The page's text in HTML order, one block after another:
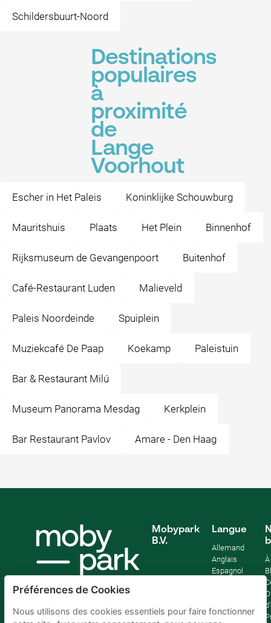
Schildersbuurt-Noord
Destinations
populaires
à
proximité
de
Lange
Voorhout
Escher in Het Paleis Koninklijke Schouwburg
Mauritshuis Plaats Het Plein Binnenhof
Rijksmuseum de Gevangenpoort Buitenhof
Café-Restaurant Luden Malieveld
Paleis Noordeinde Spuiplein
Muziekcafé De Paap Koekamp Paleistuin
Bar & Restaurant Milú
Museum Panorama Mesdag Kerkplein
Bar Restaurant Pavlov Amare - Den Haag
Mobypark
B.V.
Langue
Allemand
Anglais
Espagnol
Préférences de Cookies
Nous utilisons des cookies essentiels pour faire fonctionner